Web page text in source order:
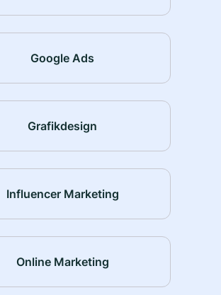
Google Ads
Grafikdesign
Influencer Marketing
Online Marketing